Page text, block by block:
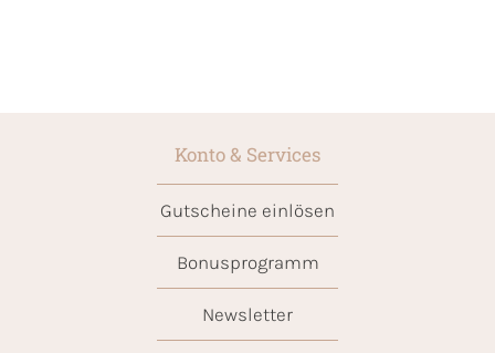
Konto & Services
Gutscheine einlösen
Bonusprogramm
Newsletter